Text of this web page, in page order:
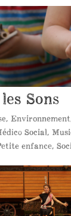
Sons
, Environnement
Social,
enfance,